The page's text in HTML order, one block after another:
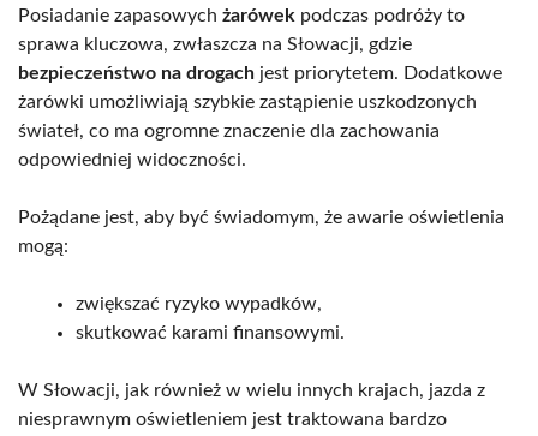
Posiadanie zapasowych żarówek podczas podróży to
sprawa kluczowa, zwłaszcza na Słowacji, gdzie
bezpieczeństwo na drogach jest priorytetem. Dodatkowe
żarówki umożliwiają szybkie zastąpienie uszkodzonych
świateł, co ma ogromne znaczenie dla zachowania
odpowiedniej widoczności.
Pożądane jest, aby być świadomym, że awarie oświetlenia
mogą:
zwiększać ryzyko wypadków,
skutkować karami finansowymi.
W Słowacji, jak również w wielu innych krajach, jazda z
niesprawnym oświetleniem jest traktowana bardzo